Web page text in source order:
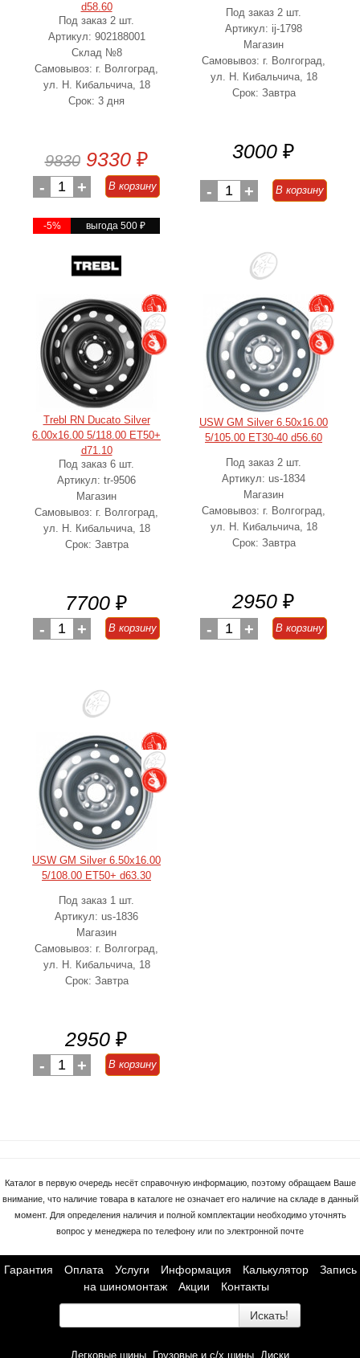
d58.60
Под заказ 2 шт.
Артикул: 902188001
Склад №8
Самовывоз: г. Волгоград,
ул. Н. Кибальчича, 18
Срок: 3 дня
9830 9330 ₽
- 1 + В корзину
-5% выгода 500 ₽
Под заказ 2 шт.
Артикул: ij-1798
Магазин
Самовывоз: г. Волгоград,
ул. Н. Кибальчича, 18
Срок: Завтра
3000 ₽
- 1 + В корзину
Trebl RN Ducato Silver
6.00x16.00 5/118.00 ET50+
d71.10
Под заказ 6 шт.
Артикул: tr-9506
Магазин
Самовывоз: г. Волгоград,
ул. Н. Кибальчича, 18
Срок: Завтра
7700 ₽
- 1 + В корзину
USW GM Silver 6.50x16.00
5/105.00 ET30-40 d56.60
Под заказ 2 шт.
Артикул: us-1834
Магазин
Самовывоз: г. Волгоград,
ул. Н. Кибальчича, 18
Срок: Завтра
2950 ₽
- 1 + В корзину
USW GM Silver 6.50x16.00
5/108.00 ET50+ d63.30
Под заказ 1 шт.
Артикул: us-1836
Магазин
Самовывоз: г. Волгоград,
ул. Н. Кибальчича, 18
Срок: Завтра
2950 ₽
- 1 + В корзину
Каталог в первую очередь несёт справочную информацию, поэтому обращаем Ваше
внимание, что наличие товара в каталоге не означает его наличие на складе в данный
момент. Для определения наличия и полной комплектации необходимо уточнять
вопрос у менеджера по телефону или по электронной почте
Гарантия Оплата Услуги Информация Калькулятор
Запись
на шиномонтаж
Акции Контакты
Искать!
Легковые шины Грузовые и с/х шины Диски